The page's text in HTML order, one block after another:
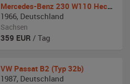
Mercedes-Benz 230 W110 Heckflosse
1966, Deutschland
Sachsen
359 EUR / Tag
VW Passat B2 (Typ 32b)
1987, Deutschland